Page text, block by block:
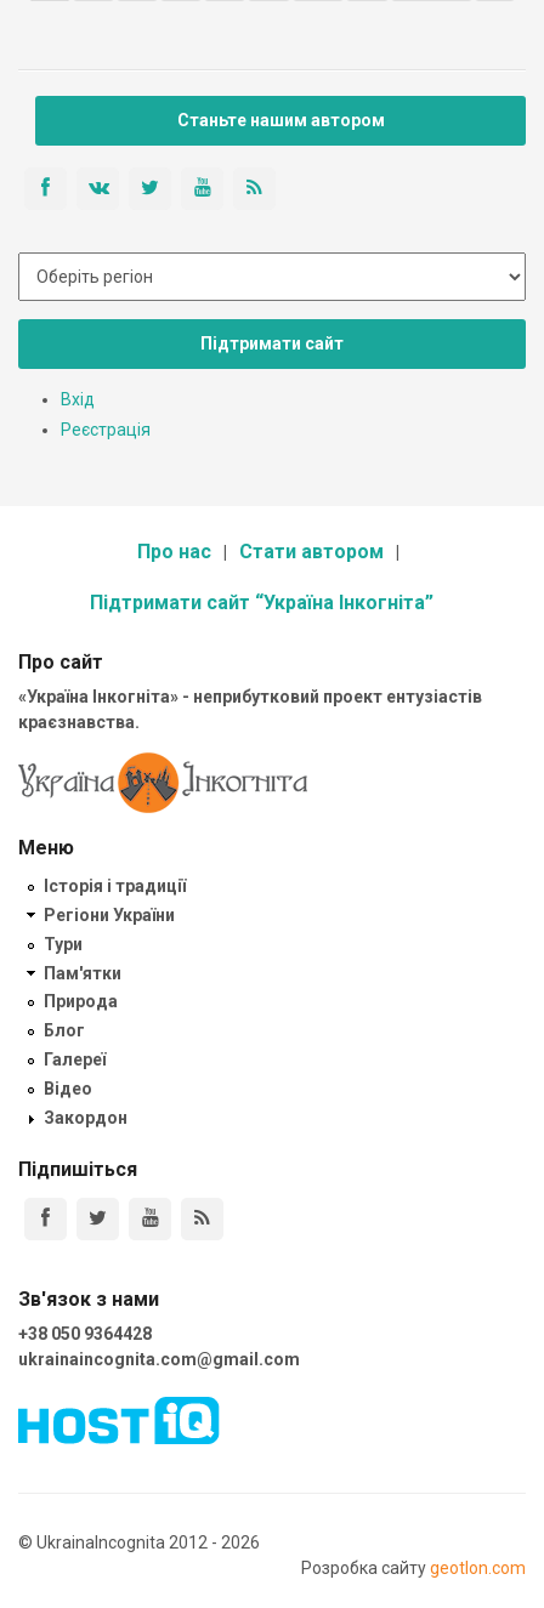
Станьте нашим автором
Підтримати сайт
Вхід
Реєстрація
Про нас Стати автором
Підтримати сайт “Україна Інкогніта”
Про сайт
«Україна Інкогніта» - неприбутковий проект ентузіастів
краєзнавства.
Меню
Історія і традиції
Регіони України
Тури
Пам'ятки
Природа
Блог
Галереї
Відео
Закордон
Підпишіться
Зв'язок з нами
+38 050 9364428
ukrainaincognita.com@gmail.com
© UkrainaIncognita 2012 - 2026
Розробка сайтуgeotlon.com